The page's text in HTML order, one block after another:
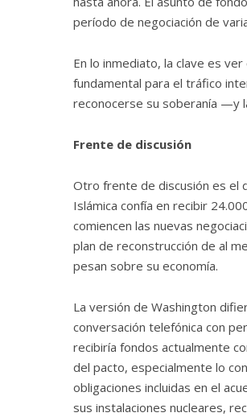
período de negociación de
En lo inmediato, la clave es
fundamental para el tráfico
reconocerse su soberanía —y
Frente de discusión
Otro frente de discusión es el
Islámica confía en recibir
comiencen las nuevas
plan de reconstrucción de al
pesan sobre su economía.
La versión de Washington
conversación telefónica con
recibiría fondos actualmente
del pacto, especialmente lo
obligaciones incluidas en el
sus instalaciones nucleares,